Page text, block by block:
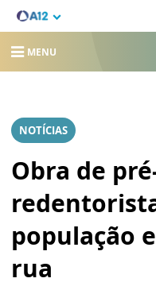
MENU
NOTÍCIAS
Obra de
população
rua